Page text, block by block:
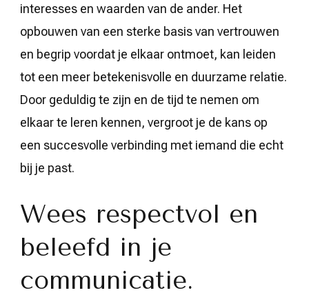
interesses en waarden van de ander. Het
opbouwen van een sterke basis van vertrouwen
en begrip voordat je elkaar ontmoet, kan leiden
tot een meer betekenisvolle en duurzame relatie.
Door geduldig te zijn en de tijd te nemen om
elkaar te leren kennen, vergroot je de kans op
een succesvolle verbinding met iemand die echt
bij je past.
Wees respectvol en
beleefd in je
communicatie.